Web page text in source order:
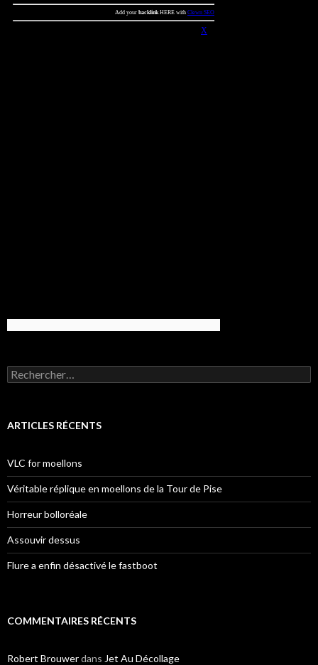
Rechercher :
ARTICLES RÉCENTS
VLC for moellons
Véritable réplique en moellons de la Tour de Pise
Horreur bolloréale
Assouvir dessus
Flure a enfin désactivé le fastboot
COMMENTAIRES RÉCENTS
Robert Brouwerdans Jet Au Décollage